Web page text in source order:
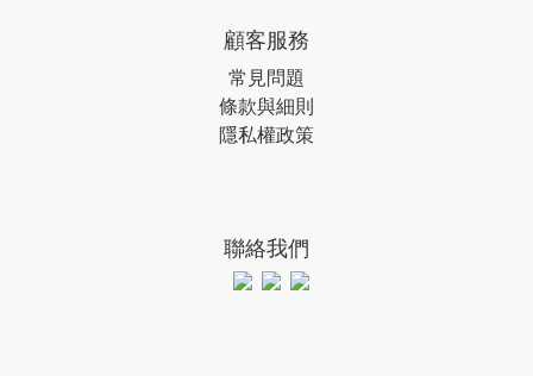
顧客服務
常見問題
條款與細則
隱私權政策
聯絡我們